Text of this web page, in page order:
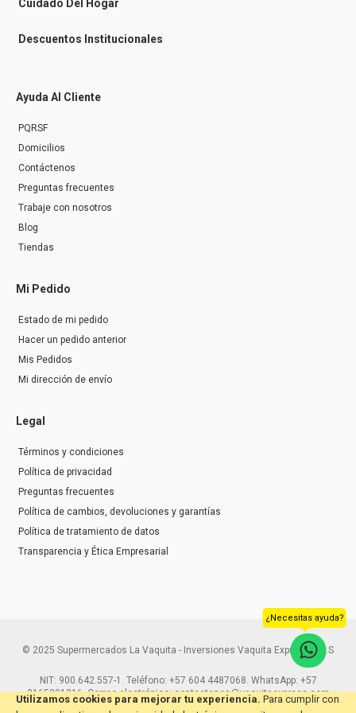
Utilizamos cookies para mejorar tu experiencia. Para cumplir con
Cuidado Del Hogar
Descuentos Institucionales
Ayuda Al Cliente
PQRSF
Domicilios
Contáctenos
Preguntas frecuentes
Trabaje con nosotros
Blog
Tiendas
Mi Pedido
Estado de mi pedido
Hacer un pedido anterior
Mis Pedidos
Mi dirección de envío
Legal
Términos y condiciones
Política de privacidad
Preguntas frecuentes
Política de cambios, devoluciones y garantías
Política de tratamiento de datos
Transparencia y Ética Empresarial
© 2025 Supermercados La Vaquita - Inversiones Vaquita Express S.A.S
NIT: 900.642.557-1. Teléfono: +57 604 4487068. WhatsApp: +57
3165291216. Correo electrónico: contactenos@vaquitaexpress.com
¿Necesitas ayuda?